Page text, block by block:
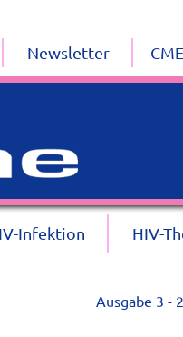
Ausgabe 3 -
Newsletter CME
Infektion HIV-